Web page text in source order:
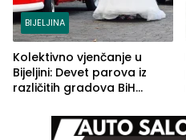
BIJELJINA
Kolektivno vjenčanje u
Bijeljini: Devet parova iz
različitih gradova BiH